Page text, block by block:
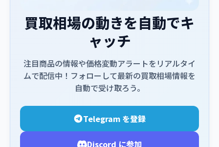
買取相場の動きを自動でキ
ャッチ
注目商品の情報や価格変動アラートをリアルタイ
ムで配信中！フォローして最新の買取相場情報を
自動で受け取ろう。
Telegram を登録
Discord に参加